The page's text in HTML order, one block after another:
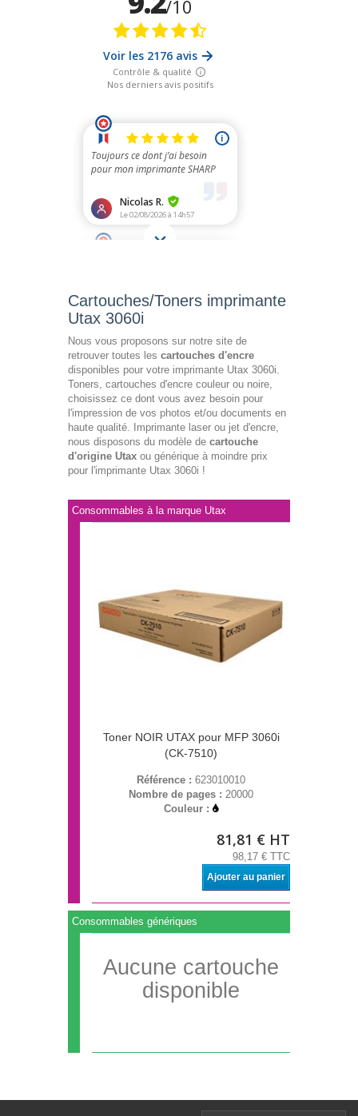
Cartouches/Toners imprimante
Utax 3060i
Nous vous proposons sur notre site de
retrouver toutes les cartouches d'encre
disponibles pour votre imprimante Utax 3060i.
Toners, cartouches d'encre couleur ou noire,
choisissez ce dont vous avez besoin pour
l'impression de vos photos et/ou documents en
haute qualité. Imprimante laser ou jet d'encre,
nous disposons du modèle de cartouche
d'origine Utax ou générique à moindre prix
pour l'imprimante Utax 3060i !
Consommables à la marque Utax
Toner NOIR UTAX pour MFP 3060i
(CK-7510)
Référence : 623010010
Nombre de pages : 20000
Couleur :
81,81 € HT
98,17 € TTC
Ajouter au panier
Consommables génériques
Aucune cartouche
disponible